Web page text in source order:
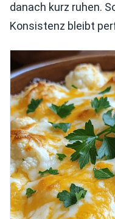
danach kurz ruhen.
Konsistenz bleibt